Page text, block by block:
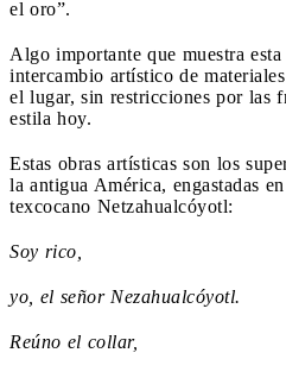
el oro”.
Algo importante que muestra
intercambio artístico de
el lugar, sin restricciones por las
estila hoy.
Estas obras artísticas son los
la antigua América, engastadas
texcocano Netzahualcóyotl:
Soy rico,
yo, el señor Nezahualcóyotl.
Reúno el collar,